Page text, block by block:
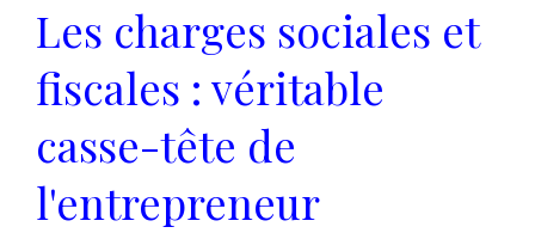
Les charges sociales et
fiscales : véritable
casse-tête de
l'entrepreneur